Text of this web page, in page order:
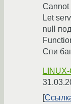
Let
null
Спи